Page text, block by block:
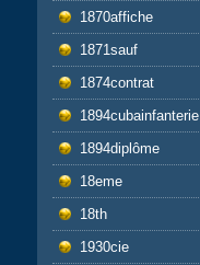
1870affiche
1871sauf
1874contrat
1894cubainfanterie
1894diplôme
18eme
18th
1930cie